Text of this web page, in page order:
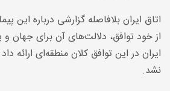
اتاق ایران بلافاصله گزارشی درباره این
از خود توافق، دلالت‌های آن برای جهان
ایران در این توافق کلان منطقه‌ای ارائه
نشد.